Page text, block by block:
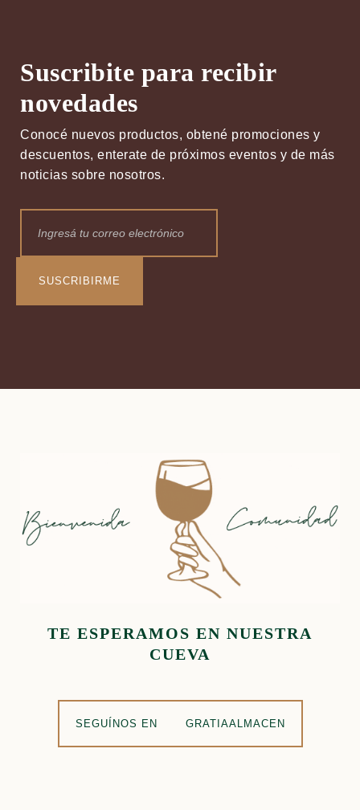
Suscribite para recibir
novedades
Conocé nuevos productos, obtené promociones y
descuentos, enterate de próximos eventos y de más
noticias sobre nosotros.
TE ESPERAMOS EN NUESTRA
CUEVA
SEGUÍNOS EN GRATIAALMACEN